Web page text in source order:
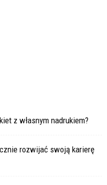
z własnym nadrukiem?
rozwijać swoją karierę